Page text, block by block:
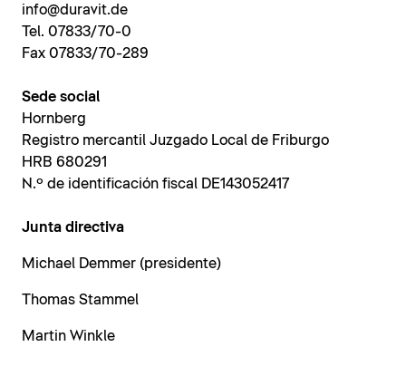
info@duravit.de
Tel. 07833/70-0
Fax 07833/70-289
Sede social
Hornberg
Registro mercantil Juzgado Local de Friburgo
HRB 680291
N.º de identificación fiscal DE143052417
Junta directiva
Michael Demmer (presidente)
Thomas Stammel
Martin Winkle